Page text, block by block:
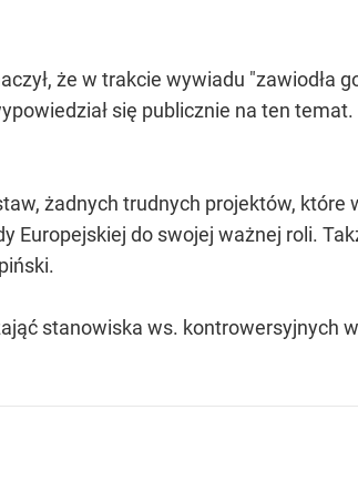
że w trakcie wywiadu "zawiodła
się publicznie na ten
żadnych trudnych projektów, które
Europejskiej do swojej ważnej roli.
stanowiska ws. kontrowersyjnych